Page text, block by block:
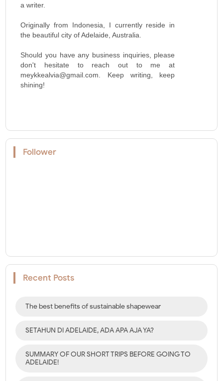
a writer.
Originally from Indonesia, I currently reside in
the beautiful city of Adelaide, Australia.
Should you have any business inquiries, please
don't hesitate to reach out to me at
meykkealvia@gmail.com. Keep writing, keep
shining!
Follower
Recent Posts
The best benefits of sustainable shapewear
SETAHUN DI ADELAIDE, ADA APA AJA YA?
SUMMARY OF OUR SHORT TRIPS BEFORE GOING TO
ADELAIDE!